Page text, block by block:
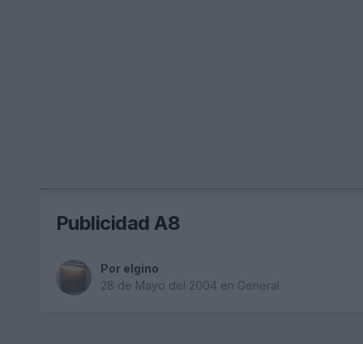
Publicidad A8
Por elgino
28 de Mayo del 2004 en General